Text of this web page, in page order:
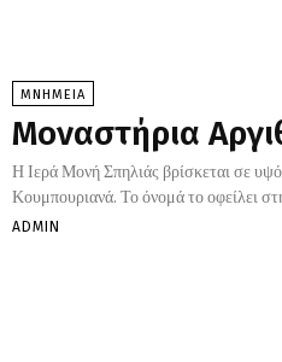
ΜΝΗΜΕΙΑ
Μοναστήρια
Η Ιερά Μονή Σπηλιάς βρίσκεται σε
Κουμπουριανά. Το όνομά το οφείλει
ADMIN